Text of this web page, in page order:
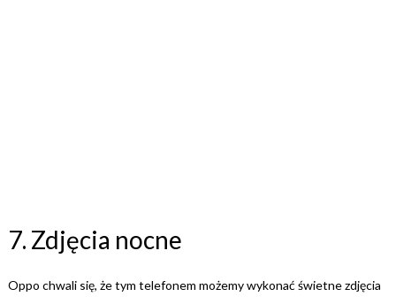
7. Zdjęcia nocne
Oppo chwali się, że tym telefonem możemy wykonać świetne zdjęcia